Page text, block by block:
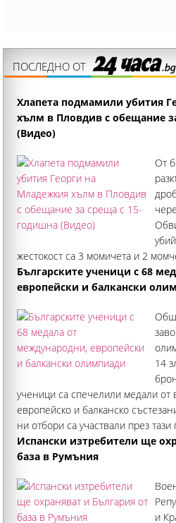
ПОСЛЕДНО ОТ
Хлапета подмамили убития
хълм в Пловдив с обещание
(Видео)
От
жестокост са 3 момичета и 2
среща с 15-годишна девойка
подмамен да отиде на Младежкия
между
Българските ученици с 68
европейски и балкански
14
ученици са спечелили медали от
европейско и балканско
ни отбори са участвали през
по време на официална
образованието и
Испански изтребители ще
база в Румъния
и